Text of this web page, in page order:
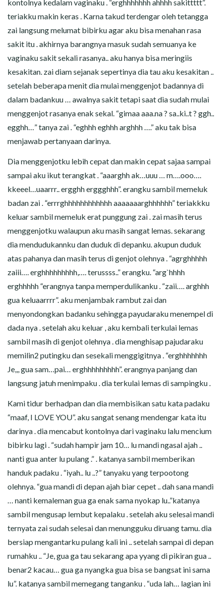
kontolnya kedalam vaginaku . “erghhhhhhh ahhhh sakittttt”.
teriakku makin keras . Karna takud terdengar oleh tetangga
zai langsung melumat bibirku agar aku bisa menahan rasa
sakit itu . akhirnya barangnya masuk sudah semuanya ke
vaginaku sakit sekali rasanya.. aku hanya bisa meringiis
kesakitan. zai diam sejanak sepertinya dia tau aku kesakitan ..
setelah beberapa menit dia mulai menggenjot badannya di
dalam badankuu … awalnya sakit tetapi saat dia sudah mulai
menggenjot rasanya enak sekal. “gimaa aaa.na ? sa..ki..t ? ggh..
egghh…” tanya zai . “eghhh eghhh arghhh ….” aku tak bisa
menjawab pertanyaan darinya.
Dia menggenjotku lebih cepat dan makin cepat sajaa sampai
sampai aku ikut terangkat . “aaarghh ak…uuu … m….ooo….
kkeeel…uaarrr.. ergghh erggghhh”. erangku sambil memeluk
badan zai . “errrghhhhhhhhhhhh aaaaaaarghhhhhh” teriakkku
keluar sambil memeluk erat punggung zai . zai masih terus
menggenjotku walaupun aku masih sangat lemas. sekarang
dia mendudukannku dan duduk di depanku. akupun duduk
atas pahanya dan masih terus di genjot olehnya . “agrghhhhh
zaiii…. erghhhhhhhhh,…. terussss..” erangku. “arg`hhhh
erghhhhh “erangnya tanpa memperdulikanku . “zaii…. arghhh
gua keluaarrrr”. aku menjambak rambut zai dan
menyondongkan badanku sehingga payudaraku menempel di
dada nya . setelah aku keluar , aku kembali terkulai lemas
sambil masih di genjot olehnya . dia menghisap pajudaraku
memilin2 putingku dan sesekali menggigitnya . “erghhhhhhh
Je,,, gua sam…pai… erghhhhhhhhh”. erangnya panjang dan
langsung jatuh menimpaku . dia terkulai lemas di sampingku .
Kami tidur berhadpan dan dia membisikan satu kata padaku
“maaf, I LOVE YOU”. aku sangat senang mendengar kata itu
darinya . dia mencabut kontolnya dari vaginaku lalu mencium
bibirku lagi . “sudah hampir jam 10… lu mandi ngasal ajah ..
nanti gua anter lu pulang .” . katanya sambil memberikan
handuk padaku . “iyah.. lu ..?” tanyaku yang terpootong
olehnya. “gua mandi di depan ajah biar cepet .. dah sana mandi
… nanti kemaleman gua ga enak sama nyokap lu..”katanya
sambil mengusap lembut kepalaku . setelah aku selesai mandi
ternyata zai sudah selesai dan menungguku diruang tamu. dia
bersiap mengantarku pulang kali ini .. setelah sampai di depan
rumahku .. “Je, gua ga tau sekarang apa yyang di pikiran gua ..
benar2 kacau… gua ga nyangka gua bisa se bangsat ini sama
lu”. katanya sambil memegang tanganku . “uda lah… lagian ini